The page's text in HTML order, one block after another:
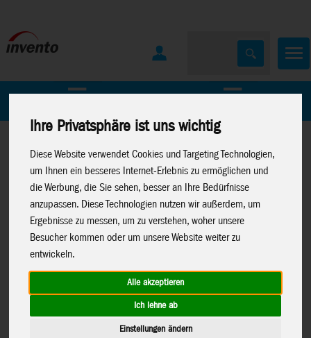
Ihre Privatsphäre ist uns wichtig
Diese Website verwendet Cookies und Targeting Technologien,
um Ihnen ein besseres Internet-Erlebnis zu ermöglichen und
die Werbung, die Sie sehen, besser an Ihre Bedürfnisse
anzupassen. Diese Technologien nutzen wir außerdem, um
Ergebnisse zu messen, um zu verstehen, woher unsere
Besucher kommen oder um unsere Website weiter zu
entwickeln.
Alle akzeptieren
Ich lehne ab
Einstellungen ändern
Home Marken
Home>Windspiele>Metall-Windspiele
Kinetic Art:Copper Dolphins Duett - Solar
LED - Metall Standwindspiel, Breite: 36
cm, Höhe: 159 cm